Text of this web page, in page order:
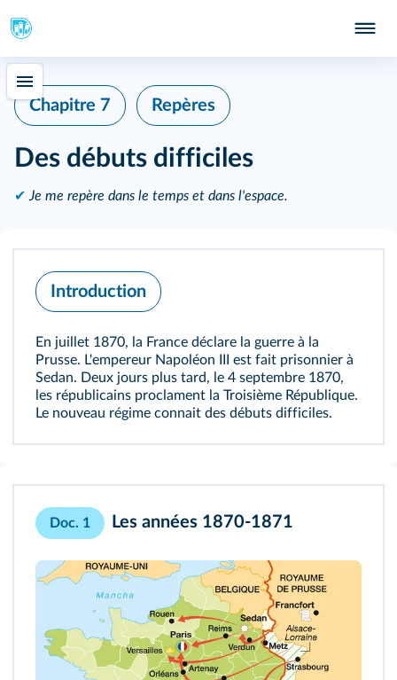
Chapitre 7 Repères
Des débuts difficiles
✔ Je me repère dans le temps et dans l'espace.
Introduction
En juillet 1870, la France déclare la guerre à la
Prusse. L'empereur Napoléon III est fait prisonnier à
Sedan. Deux jours plus tard, le 4 septembre 1870,
les républicains proclament la Troisième République.
Le nouveau régime connait des débuts difficiles.
Doc. 1 Les années 1870-1871